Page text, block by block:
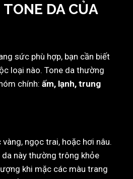
DA CỦA
sức phù hợp, bạn cần biết
loại nào. Tone da thường
chính: ấm, lạnh, trung
ngọc trai, hoặc hơi nâu.
này thường trông khỏe
khi mặc các màu trang